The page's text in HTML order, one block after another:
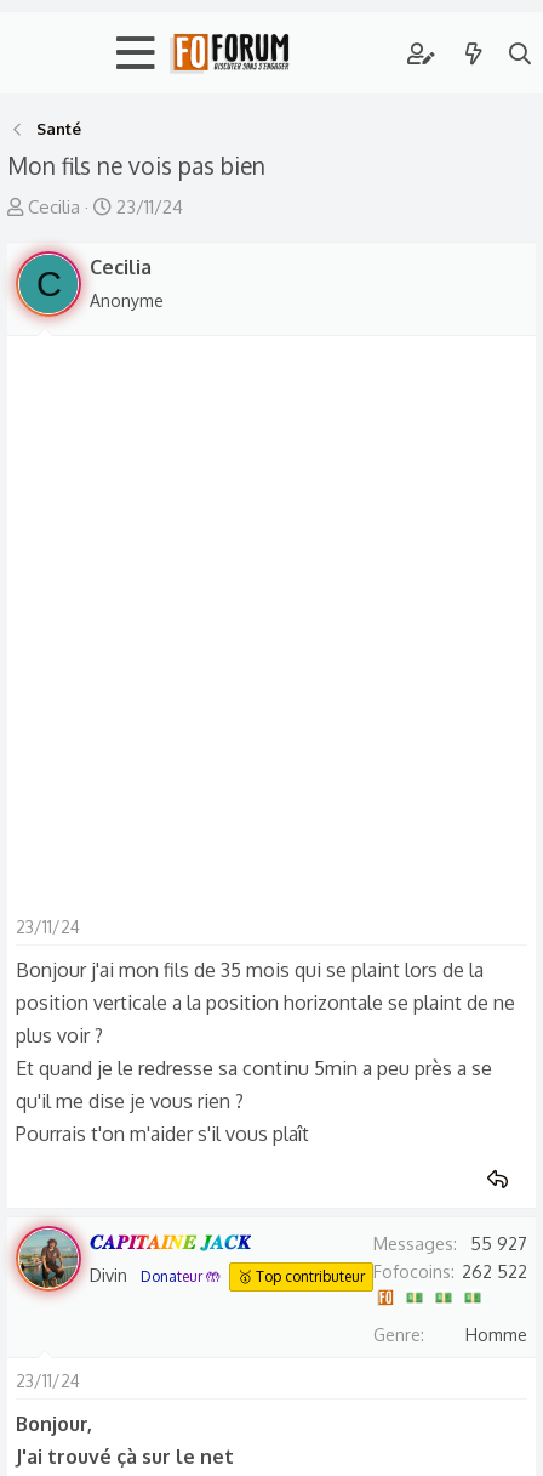
Santé
Mon fils ne vois pas bien
A
t
u
Cecilia
D
t
e
23/11/24
C Cecilia
Anonyme
23/11/24
Bonjour j'ai mon fils de 35 mois qui se plaint lors de la
position verticale a la position horizontale se plaint de ne
plus voir ?
Et quand je le redresse sa continu 5min a peu près a se
qu'il me dise je vous rien ?
Pourrais t'on m'aider s'il vous plaît
𝑪𝑨𝑷𝑰𝑻𝑨𝑰𝑵𝑬 𝑱𝑨𝑪𝑲
Divin Donateur 🤲 🥇 Top contributeur
Messages
55 927
Fofocoins
262 522
Genre Homme
23/11/24
Bonjour,
J'ai trouvé çà sur le net